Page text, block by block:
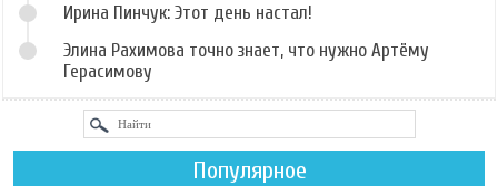
Ирина Пинчук: Этот день настал!
Элина Рахимова точно знает, что нужно Артёму
Герасимову
Популярное